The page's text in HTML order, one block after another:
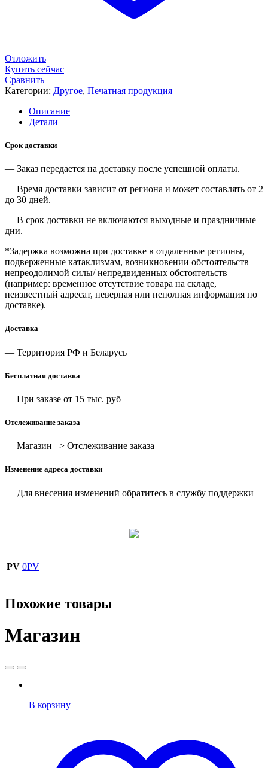
Отложить
Купить сейчас
Сравнить
Категории: Другое, Печатная продукция
Описание
Детали
Срок доставки
— Заказ передается на доставку после успешной оплаты.
— Время доставки зависит от региона и может составлять от 2
до 30 дней.
— В срок доставки не включаются выходные и праздничные
дни.
*Задержка возможна при доставке в отдаленные регионы,
подверженные катаклизмам, возникновении обстоятельств
непреодолимой силы/ непредвиденных обстоятельств
(например: временное отсутствие товара на складе,
неизвестный адресат, неверная или неполная информация по
доставке).
Доставка
— Территория РФ и Беларусь
Бесплатная доставка
— При заказе от 15 тыс. руб
Отслеживание заказа
— Магазин –> Отслеживание заказа
Изменение адреса доставки
— Для внесения изменений обратитесь в службу поддержки
PV 0PV
Похожие товары
Магазин
В корзину